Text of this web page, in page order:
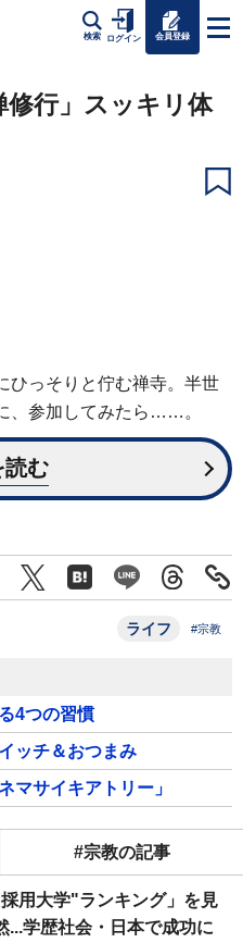
検索 ログイン 会員登録
修行」スッキリ体
ひっそりと佇む禅寺。半世
、参加してみたら……。
読む
ライフ #宗教
4つの習慣
ッチ＆おつまみ
マサイキアトリー」
#宗教の記事
採用大学"ランキング」を見
...学歴社会・日本で成功に